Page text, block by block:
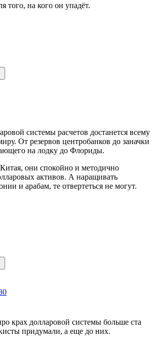
того, на кого он упадёт.
системы расчетов достанется всему
От резервов центробанков до заначки
на лодку до Флориды.
они спокойно и методично
активов. А наращивать
и арабам, те отвертеться не могут.
крах долларовой системы больше ста
придумали, а еще до них.